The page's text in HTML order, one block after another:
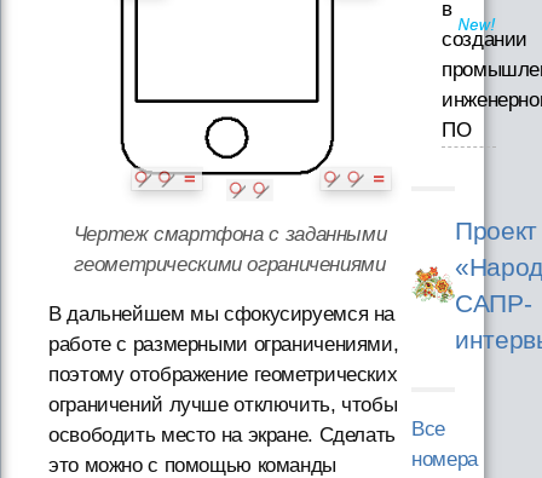
Чертеж смартфона с заданными
геометрическими ограничениями
В дальнейшем мы сфокусируемся на
работе с размерными ограничениями,
поэтому отображение геометрических
ограничений лучше отключить, чтобы
освободить место на экране. Сделать
это можно с помощью команды
в
создании
ПО
Проект
САПР-
Все
номера